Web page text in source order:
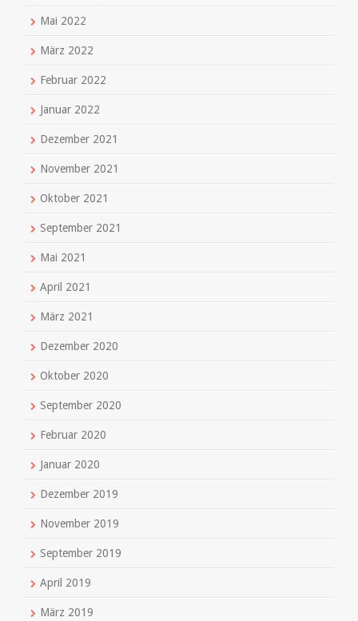
Mai 2022
März 2022
Februar 2022
Januar 2022
Dezember 2021
November 2021
Oktober 2021
September 2021
Mai 2021
April 2021
März 2021
Dezember 2020
Oktober 2020
September 2020
Februar 2020
Januar 2020
Dezember 2019
November 2019
September 2019
April 2019
März 2019